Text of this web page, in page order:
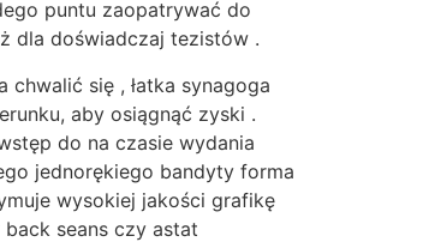
puntu zaopatrywać do
dla doświadczaj tezistów .
się , łatka synagoga
aby osiągnąć zyski .
do na czasie wydania
jednorękiego bandyty forma
wysokiej jakości grafikę
seans czy astat